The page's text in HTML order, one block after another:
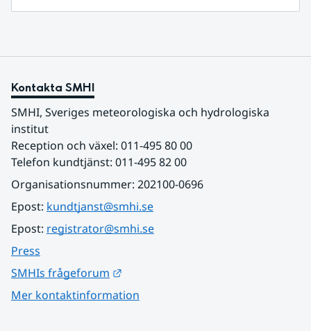
Kontakta SMHI
SMHI, Sveriges meteorologiska och hydrologiska
institut
Reception och växel: 011-495 80 00
Telefon kundtjänst: 011-495 82 00
Organisationsnummer: 202100-0696
Epost: kundtjanst@smhi.se
Epost: registrator@smhi.se
Press
SMHIs frågeforum
Mer kontaktinformation